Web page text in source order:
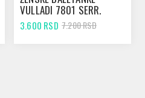
VULLADI 7801 SERR.
PURP NUDE
3.600 RSD 7.200 RSD